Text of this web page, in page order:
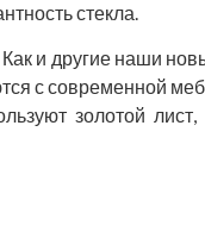
стекла.
и другие наши
с современной
золотой